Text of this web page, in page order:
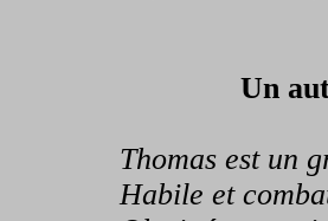
Un
Thomas est un
Habile et